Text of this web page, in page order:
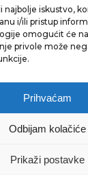
najbolje iskustvo,
i/ili pristup
omogućit će
privole može
Prihvaćam
Odbijam kolačiće
Prikaži postavke
županija. Sva